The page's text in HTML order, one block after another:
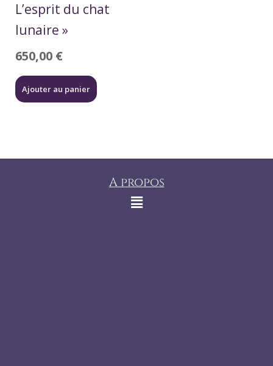
L’esprit du chat
lunaire »
650,00 €
Ajouter au panier
A propos